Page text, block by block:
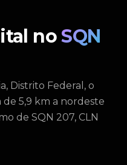
noSQN
Distrito Federal, o
de 5,9 km a nordeste
de SQN 207, CLN